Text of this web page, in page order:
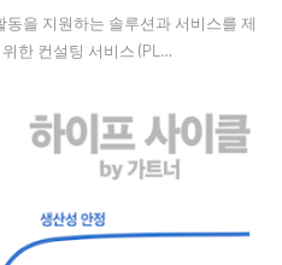
을 지원하는 솔루션과 서비스를 제
한 컨설팅 서비스 (PL…